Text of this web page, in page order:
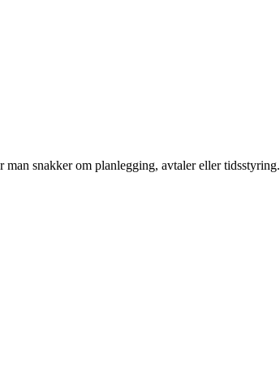
snakker om planlegging, avtaler eller tidsstyring.